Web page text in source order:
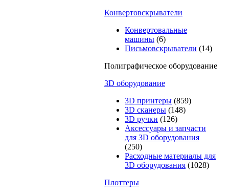
Конвертовскрыватели
Конвертовальные
машины (6)
Письмовскрыватели (14)
Полиграфическое оборудование
3D оборудование
3D принтеры (859)
3D сканеры (148)
3D ручки (126)
Аксессуары и запчасти
для 3D оборудования
(250)
Расходные материалы для
3D оборудования (1028)
Плоттеры